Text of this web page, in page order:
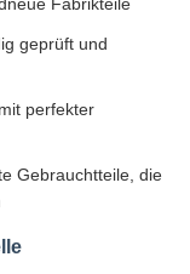
geprüft und
perfekter
Gebrauchtteile, die